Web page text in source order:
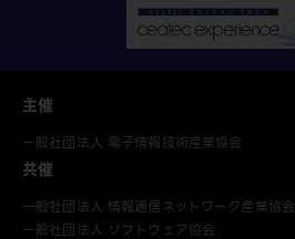
主催
一般社団法人 電子情報技術産業協会
共催
一般社団法人 情報通信ネットワーク産業協会
一般社団法人 ソフトウェア協会